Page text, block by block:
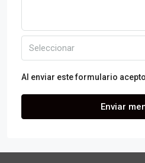
Seleccionar
Al enviar este formulario acepto
Enviar